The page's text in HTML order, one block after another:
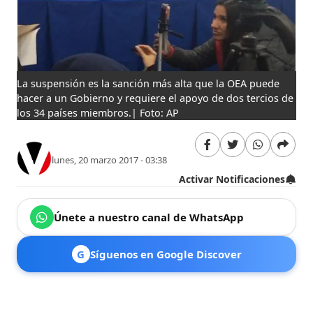
La suspensión es la sanción más alta que la OEA puede
hacer a un Gobierno y requiere el apoyo de dos tercios de
los 34 países miembros.| Foto: AP
lunes, 20 marzo 2017 - 03:38
Activar Notificaciones
Únete a nuestro canal de WhatsApp
G Síguenos en Google Discover